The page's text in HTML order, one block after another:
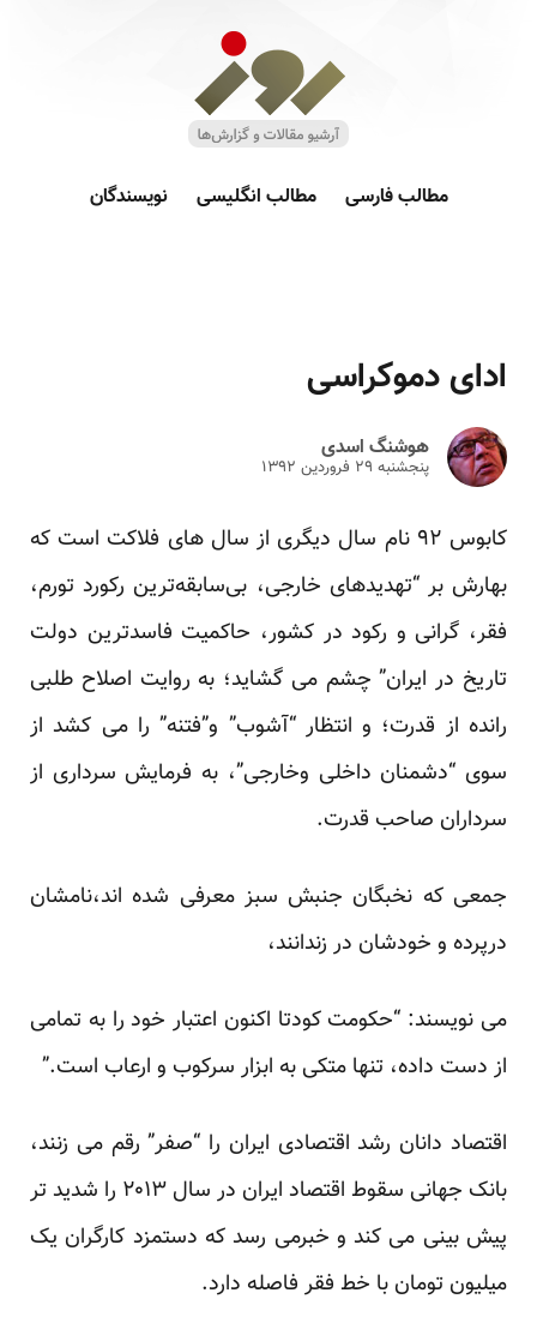
مطالب فارسی مطالب انگلیسی نویسندگان
ادای دموکراسی
هوشنگ اسدی
پنجشنبه ۲۹ فروردين ۱۳۹۲
کابوس ۹۲ نام سال دیگری از سال های فلاکت است که
بهارش بر “تهدیدهای خارجی، بی‌سابقه‌ترین رکورد تورم،
فقر، گرانی و رکود در کشور، حاکمیت فاسدترین دولت
تاریخ در ایران” چشم می گشاید؛ به روایت اصلاح طلبی
رانده از قدرت؛ و انتظار “آشوب” و”فتنه” را می کشد از
سوی “دشمنان داخلی وخارجی”، به فرمایش سرداری از
سرداران صاحب قدرت.
جمعی که نخبگان جنبش سبز معرفی شده اند،نامشان
درپرده و خودشان در زندانند،
می نویسند: “حکومت کودتا اکنون اعتبار خود را به تمامی
از دست داده، تنها متکی به ابزار سرکوب و ارعاب است.”
اقتصاد دانان رشد اقتصادی ایران را “صفر” رقم می زنند،
بانک جهانی سقوط اقتصاد ایران در سال ۲۰۱۳ را شدید تر
پیش بینی می کند و خبرمی رسد که دستمزد کارگران یک
میلیون تومان با خط فقر فاصله دارد.